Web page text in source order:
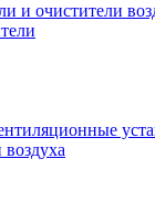
и очистители